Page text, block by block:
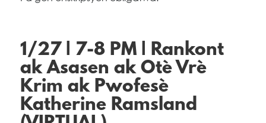
1/27 | 7-8 PM | Rankont
ak Asasen ak Otè Vrè
Krim ak Pwofesè
Katherine Ramsland